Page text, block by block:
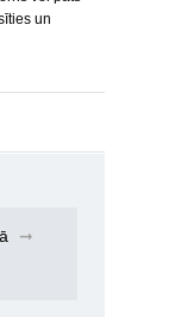
un
➞